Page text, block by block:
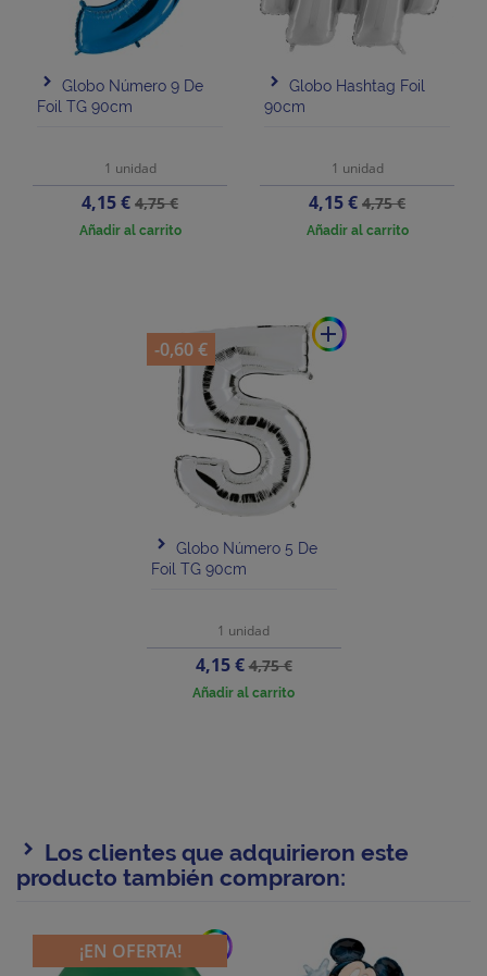
Globo Número 9 De
Foil TG 90cm
1 unidad
Precio
4,15 €Precio
base
4,75 €
Añadir al carrito
Globo Hashtag Foil
90cm
1 unidad
Precio
4,15 €Precio
base
4,75 €
Añadir al carrito
add
Globo Número 5 De
Foil TG 90cm
1 unidad
Precio
4,15 €Precio
base
4,75 €
Añadir al carrito
-0,60 €
Los clientes que adquirieron este
producto también compraron:
add
¡EN OFERTA!